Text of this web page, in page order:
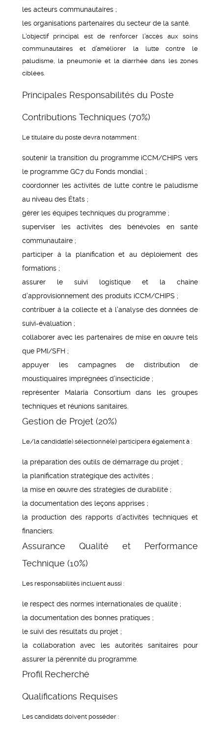
les acteurs communautaires ;
les organisations partenaires du secteur de la santé.
L’objectif principal est de renforcer l’accès aux soins
communautaires et d’améliorer la lutte contre le
paludisme, la pneumonie et la diarrhée dans les zones
ciblées.
Principales Responsabilités du Poste
Contributions Techniques (70%)
Le titulaire du poste devra notamment :
soutenir la transition du programme iCCM/CHIPS vers
le programme GC7 du Fonds mondial ;
coordonner les activités de lutte contre le paludisme
au niveau des États ;
gérer les équipes techniques du programme ;
superviser les activités des bénévoles en santé
communautaire ;
participer à la planification et au déploiement des
formations ;
assurer le suivi logistique et la chaîne
d’approvisionnement des produits iCCM/CHIPS ;
contribuer à la collecte et à l’analyse des données de
suivi-évaluation ;
collaborer avec les partenaires de mise en œuvre tels
que PMI/SFH ;
appuyer les campagnes de distribution de
moustiquaires imprégnées d’insecticide ;
représenter Malaria Consortium dans les groupes
techniques et réunions sanitaires.
Gestion de Projet (20%)
Le/la candidat(e) sélectionné(e) participera également à :
la préparation des outils de démarrage du projet ;
la planification stratégique des activités ;
la mise en œuvre des stratégies de durabilité ;
la documentation des leçons apprises ;
la production des rapports d’activités techniques et
financiers.
Assurance Qualité et Performance
Technique (10%)
Les responsabilités incluent aussi :
le respect des normes internationales de qualité ;
la documentation des bonnes pratiques ;
le suivi des résultats du projet ;
la collaboration avec les autorités sanitaires pour
assurer la pérennité du programme.
Profil Recherché
Qualifications Requises
Les candidats doivent posséder :